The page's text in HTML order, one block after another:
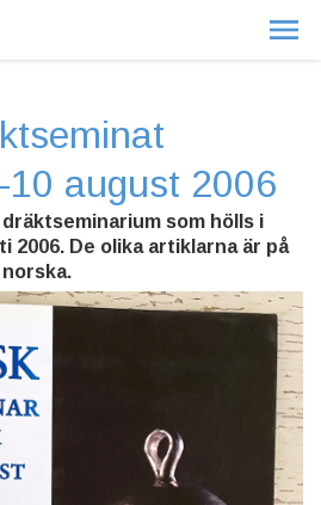
10 august 2006
som hölls i
2006. De olika artiklarna är på